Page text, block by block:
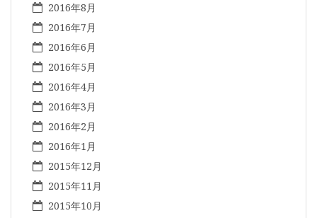
2016年8月
2016年7月
2016年6月
2016年5月
2016年4月
2016年3月
2016年2月
2016年1月
2015年12月
2015年11月
2015年10月